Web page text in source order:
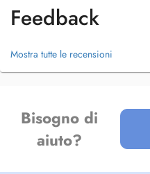
Feedback
Mostra tutte le recensioni
Bisogno di
aiuto?